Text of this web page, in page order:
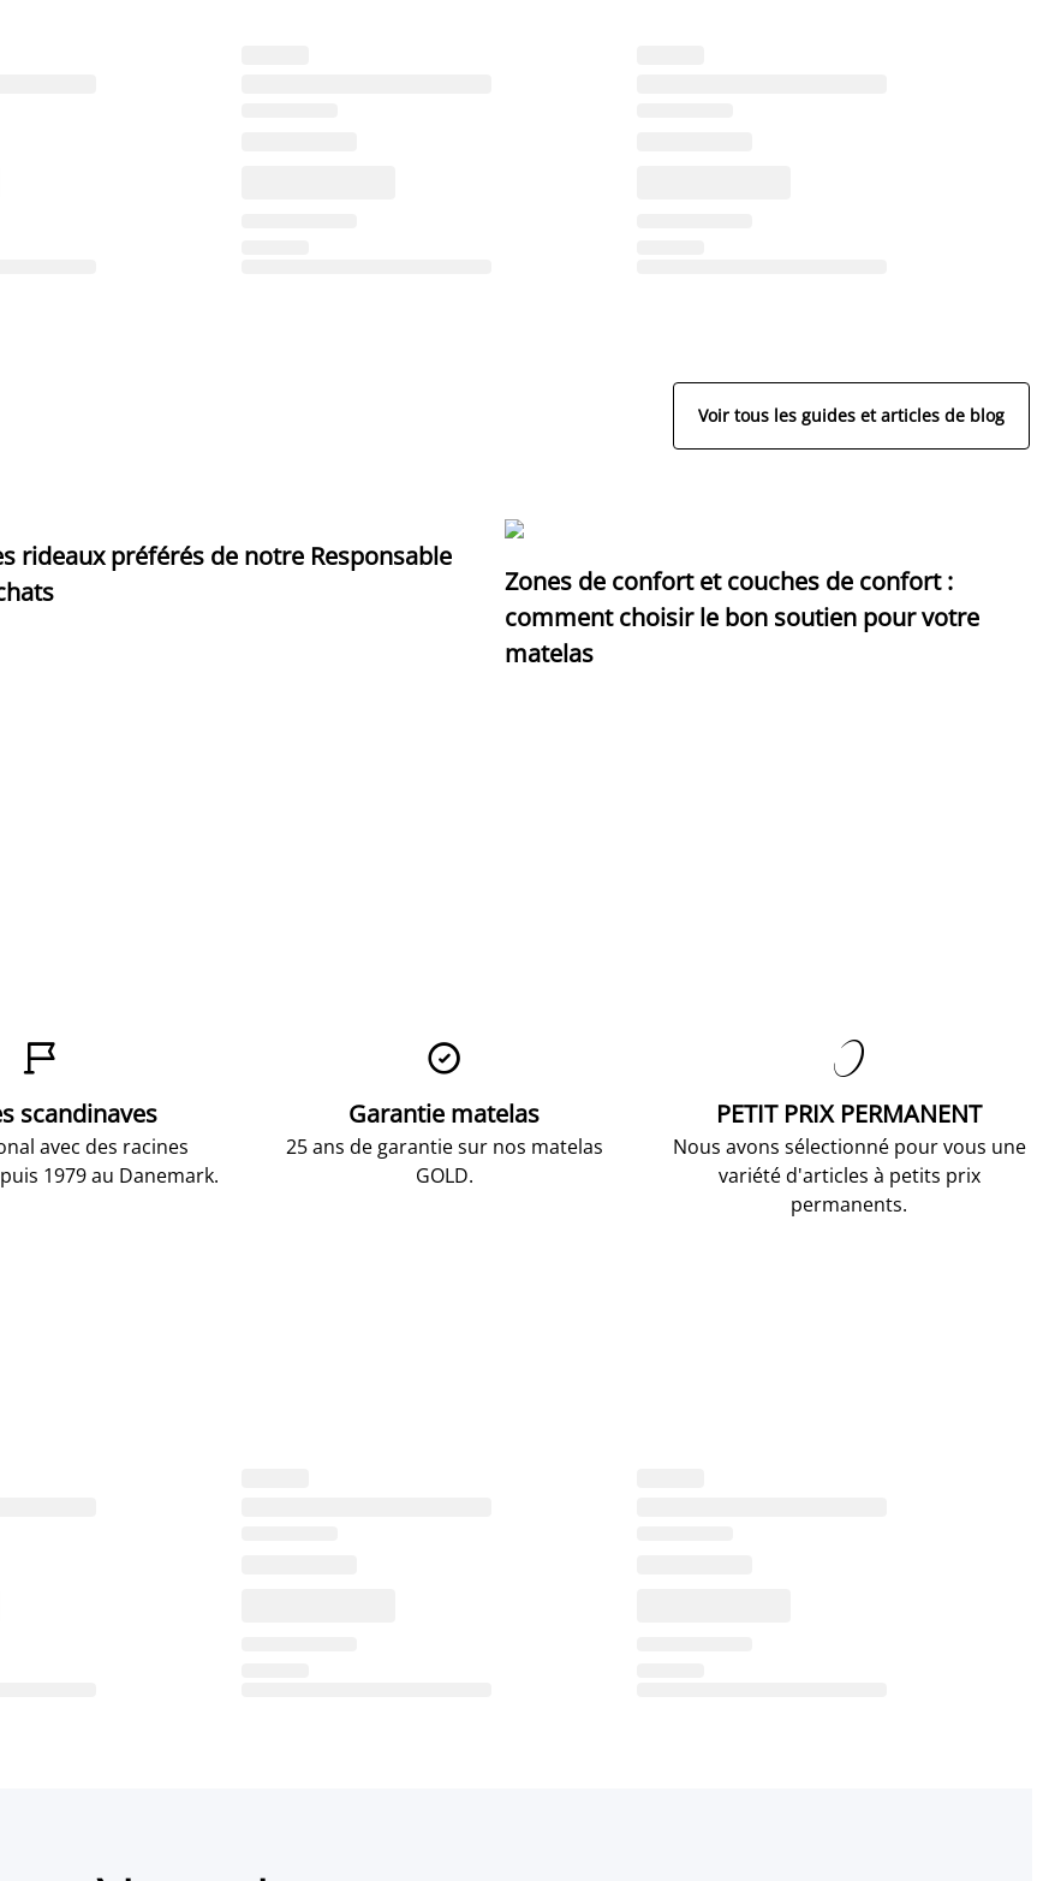
Voir tous les guides et articles de blog
rideaux préférés de notre Responsable
Zones de confort et couches de confort :
comment choisir le bon soutien pour votre
matelas

scandinaves
avec des racines
1979 au Danemark.

Garantie matelas
25 ans de garantie sur nos matelas
GOLD.

PETIT PRIX PERMANENT
Nous avons sélectionné pour vous une
variété d'articles à petits prix
permanents.